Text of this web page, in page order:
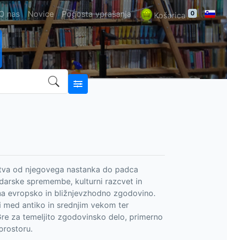
nas Novice Pogosta vprašanja Košarica 0
od njegovega nastanka do padca
spremembe, kulturni razcvet in
evropsko in bližnjevzhodno zgodovino.
antiko in srednjim vekom ter
za temeljito zgodovinsko delo, primerno